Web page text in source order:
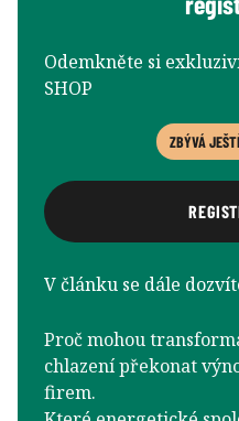
Odemkněte si
SHOP
ZBÝVÁ
V článku se dále
Proč mohou
chlazení překonat
firem.